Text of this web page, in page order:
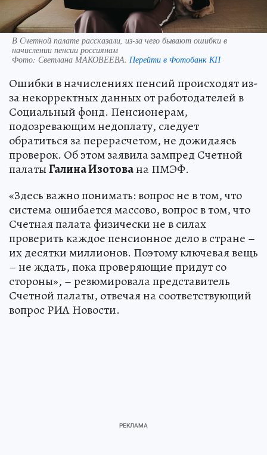
В Счетной палате рассказали, из-за чего бывают ошибки в
начислении пенсии россиянам
Фото: Светлана МАКОВЕЕВА. Перейти в Фотобанк КП
Ошибки в начислениях пенсий происходят из-
за некорректных данных от работодателей в
Социальный фонд. Пенсионерам,
подозревающим недоплату, следует
обратиться за перерасчетом, не дожидаясь
проверок. Об этом заявила зампред Счетной
палатыГалина Изотована ПМЭФ.
«Здесь важно понимать: вопрос не в том, что
система ошибается массово, вопрос в том, что
Счетная палата физически не в силах
проверить каждое пенсионное дело в стране –
их десятки миллионов. Поэтому ключевая вещь
– не ждать, пока проверяющие придут со
стороны», – резюмировала представитель
Счетной палаты, отвечая на соответствующий
вопрос РИА Новости.